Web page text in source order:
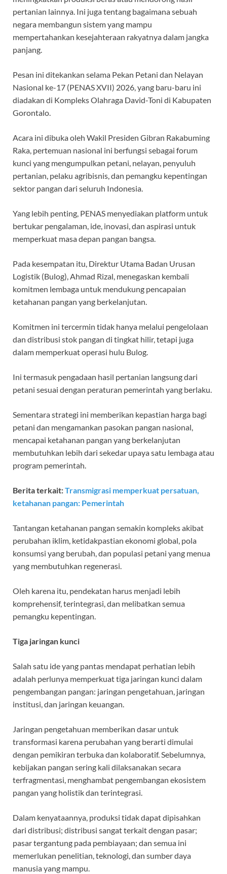
pertanian lainnya. Ini juga tentang bagaimana sebuah
negara membangun sistem yang mampu
mempertahankan kesejahteraan rakyatnya dalam jangka
panjang.
Pesan ini ditekankan selama Pekan Petani dan Nelayan
Nasional ke-17 (PENAS XVII) 2026, yang baru-baru ini
diadakan di Kompleks Olahraga David-Toni di Kabupaten
Gorontalo.
Acara ini dibuka oleh Wakil Presiden Gibran Rakabuming
Raka, pertemuan nasional ini berfungsi sebagai forum
kunci yang mengumpulkan petani, nelayan, penyuluh
pertanian, pelaku agribisnis, dan pemangku kepentingan
sektor pangan dari seluruh Indonesia.
Yang lebih penting, PENAS menyediakan platform untuk
bertukar pengalaman, ide, inovasi, dan aspirasi untuk
memperkuat masa depan pangan bangsa.
Pada kesempatan itu, Direktur Utama Badan Urusan
Logistik (Bulog), Ahmad Rizal, menegaskan kembali
komitmen lembaga untuk mendukung pencapaian
ketahanan pangan yang berkelanjutan.
Komitmen ini tercermin tidak hanya melalui pengelolaan
dan distribusi stok pangan di tingkat hilir, tetapi juga
dalam memperkuat operasi hulu Bulog.
Ini termasuk pengadaan hasil pertanian langsung dari
petani sesuai dengan peraturan pemerintah yang berlaku.
Sementara strategi ini memberikan kepastian harga bagi
petani dan mengamankan pasokan pangan nasional,
mencapai ketahanan pangan yang berkelanjutan
membutuhkan lebih dari sekedar upaya satu lembaga atau
program pemerintah.
Berita terkait:Transmigrasi memperkuat persatuan,
ketahanan pangan: Pemerintah
Tantangan ketahanan pangan semakin kompleks akibat
perubahan iklim, ketidakpastian ekonomi global, pola
konsumsi yang berubah, dan populasi petani yang menua
yang membutuhkan regenerasi.
Oleh karena itu, pendekatan harus menjadi lebih
komprehensif, terintegrasi, dan melibatkan semua
pemangku kepentingan.
Tiga jaringan kunci
Salah satu ide yang pantas mendapat perhatian lebih
adalah perlunya memperkuat tiga jaringan kunci dalam
pengembangan pangan: jaringan pengetahuan, jaringan
institusi, dan jaringan keuangan.
Jaringan pengetahuan memberikan dasar untuk
transformasi karena perubahan yang berarti dimulai
dengan pemikiran terbuka dan kolaboratif. Sebelumnya,
kebijakan pangan sering kali dilaksanakan secara
terfragmentasi, menghambat pengembangan ekosistem
pangan yang holistik dan terintegrasi.
Dalam kenyataannya, produksi tidak dapat dipisahkan
dari distribusi; distribusi sangat terkait dengan pasar;
pasar tergantung pada pembiayaan; dan semua ini
memerlukan penelitian, teknologi, dan sumber daya
manusia yang mampu.